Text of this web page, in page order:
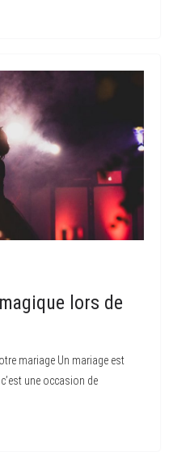
lors de
mariage Un mariage est
une occasion de